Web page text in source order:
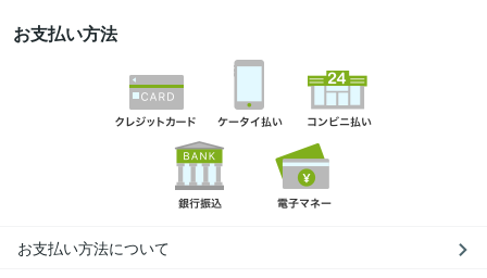
お支払い方法
お支払い方法について